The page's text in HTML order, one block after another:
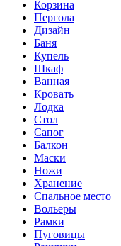
Корзина
Пергола
Дизайн
Баня
Купель
Шкаф
Ванная
Кровать
Лодка
Стол
Сапог
Балкон
Маски
Ножи
Хранение
Спальное место
Вольеры
Рамки
Пуговицы